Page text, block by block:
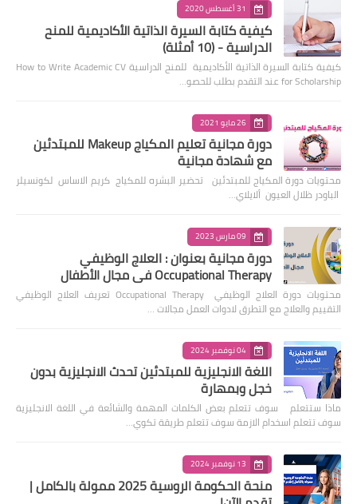
31 أغسطس 2020
كيفية كتابة السيرة الذاتية الأكاديمية للمنح
الدراسية - (10 أمثلة)
كيفية كتابة السيرة الذاتية الأكاديمية للمنح الدراسية How to Write Academic CV
for Scholarship عند التقدم بطلب للحصو…
26 مايو 2021
دورة مجانية تعليم المكياج Makeup للمبتدئين
مع شهادة مجانية
محتويات دورة المكياج للمبتدئين تحضير البشره للمكياج كريم الاساس لكونسيلر
الباودر ظلال العيون ألايلاي…
09 مارس 2023
دورة مجانية بعنوان : العلاج الوظيفي
Occupational Therapy في مجال الأطفال
محتويات دورة العلاج الوظيفي Occupational Therapy تعريف العلاج الوظيفي
التقييم والعلاج مع التطرق لادوات العمل مجالات …
04 نوفمبر 2024
اللغة الانجليزية للمبتدئين تحدث الانجليزية بدون
خجل وبمهارة
ماذا ستتعلم سوف تتعلم بعض الكلمات المهمة والشائعة في اللغة الانجليزية
سوف تتعلم اسخدام الازمة سوف تتعلم طريقة تكوي…
13 نوفمبر 2024
منحة الحكومة الروسية 2025 ممولة بالكامل |